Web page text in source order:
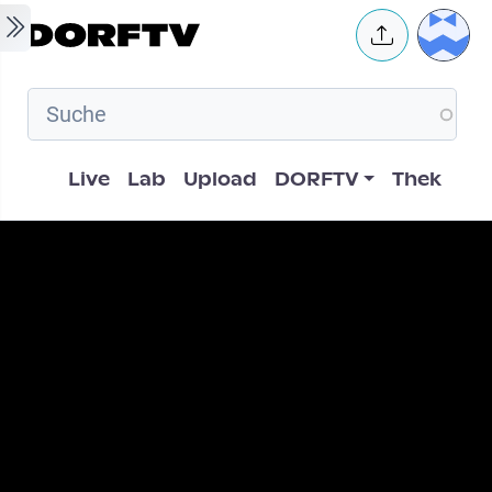
Skip to main content User
Hauptnavigation
Live Lab Upload DORFTV Thek